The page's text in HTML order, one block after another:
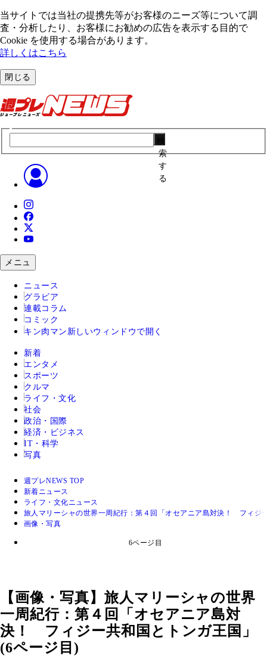
当サイトでは当社の提携先等がお客様のニーズ等について調
査・分析したり、お客様にお勧めの広告を表⽰する⽬的で
Cookie を使⽤する場合があります。
詳しくはこちら
閉じる
索
す
る
メニュ
ニュース
グラビア
連載コラム
コミック
キン肉マン 新しいウィンドウで開く
新着
エンタメ
スポーツ
クルマ
ライフ・文化
社会
政治・国際
経済・ビジネス
IT・科学
写真
週プレNEWS TOP
新着ニュース
ライフ・文化ニュース
旅人マリーシャの世界一周紀行：第４回「オセアニア島対決！ フィジ
画像・写真
6ページ目
【画像・写真】旅人マリーシャの世界
一周紀行：第４回「オセアニア島対
決！ フィジー共和国とトンガ王国」
(6ページ目)